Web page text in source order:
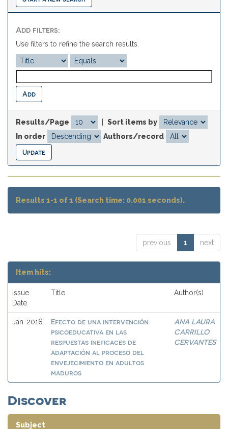
Add filters:
Use filters to refine the search results.
Results/Page
Sort items by
In order
Authors/record
Results 1-1 of 1 (Search time: 0.001 seconds).
previous 1 next
Item hits:
Issue
Date
Title Author(s)
Jan-2018
Efecto de una intervención
psicoeducativa en las
respuestas ineficaces de
adaptación al proceso del
envejecimiento en adultos
maduros
ANA LAURA
CARRILLO
CERVANTES
Discover
Subject